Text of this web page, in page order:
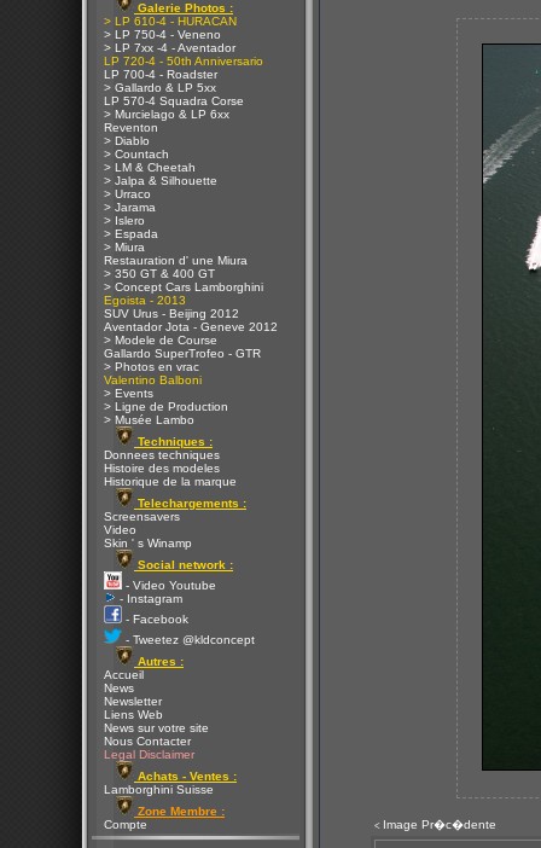
Galerie Photos :
> LP 610-4 - HURACAN
> LP 750-4 - Veneno
> LP 7xx -4 - Aventador
LP 720-4 - 50th Anniversario
LP 700-4 - Roadster
> Gallardo & LP 5xx
LP 570-4 Squadra Corse
> Murcielago & LP 6xx
Reventon
> Diablo
> Countach
> LM & Cheetah
> Jalpa & Silhouette
> Urraco
> Jarama
> Islero
> Espada
> Miura
Restauration d' une Miura
> 350 GT & 400 GT
> Concept Cars Lamborghini
Egoista - 2013
SUV Urus - Beijing 2012
Aventador Jota - Geneve 2012
> Modele de Course
Gallardo SuperTrofeo - GTR
> Photos en vrac
Valentino Balboni
> Events
> Ligne de Production
> Musée Lambo
Techniques :
Donnees techniques
Histoire des modeles
Historique de la marque
Telechargements :
Screensavers
Video
Skin ' s Winamp
Social network :
- Video Youtube
- Instagram
- Facebook
- Tweetez @kldconcept
Autres :
Accueil
News
Newsletter
Liens Web
News sur votre site
Nous Contacter
Legal Disclaimer
Achats - Ventes :
Lamborghini Suisse
Zone Membre :
Compte
< Image Pr�c�dente